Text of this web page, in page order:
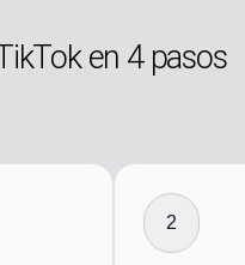
en 4 pasos
2